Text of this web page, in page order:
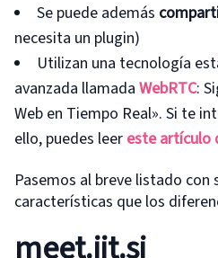
Se puede además
necesita un plugin)
Utilizan una tecnología
avanzada llamada WebRTC:
Web en Tiempo Real». Si te
ello, puedes leer este artículo
Pasemos al breve listado con
características que los
meet.jit.si